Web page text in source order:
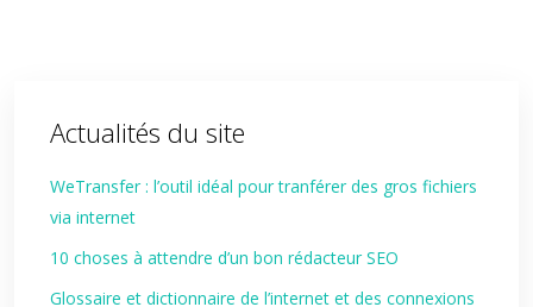
Actualités du site
WeTransfer : l’outil idéal pour tranférer des gros fichiers
via internet
10 choses à attendre d’un bon rédacteur SEO
Glossaire et dictionnaire de l’internet et des connexions